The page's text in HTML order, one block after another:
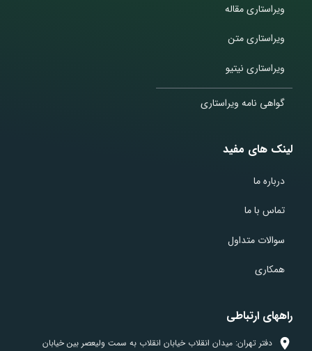
ویراستاری مقاله
ویراستاری متن
ویراستاری نیتیو
گواهی نامه ویراستاری
لینک های مفید
درباره ما
تماس با ما
سوالات متداول
همکاری
راههای ارتباطی
دفتر تهران: میدان انقلاب خیابان انقلاب به سمت ولیعصر بین خیابان